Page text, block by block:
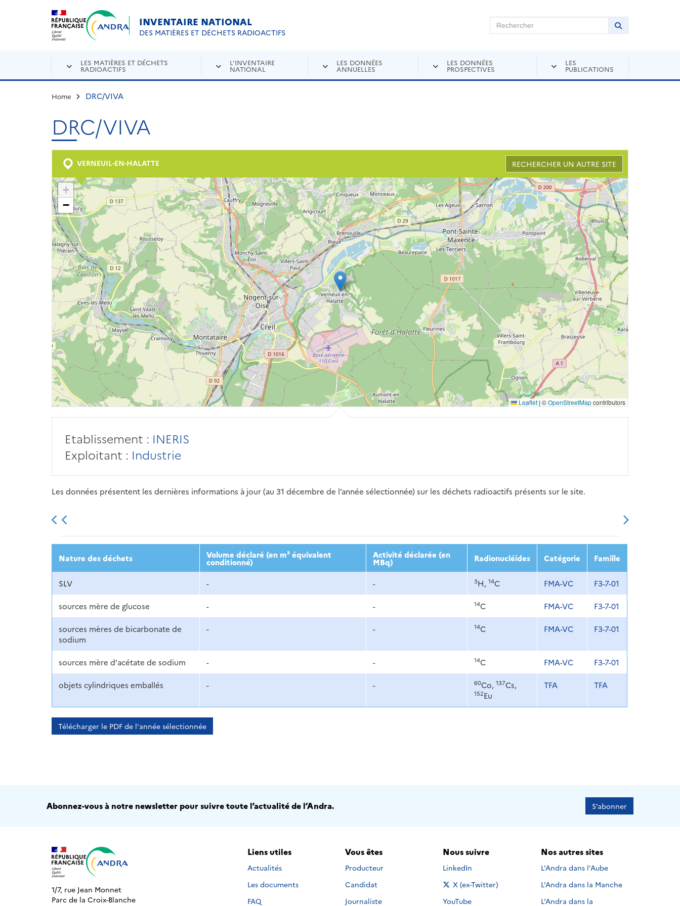
Aller au contenu principal
INVENTAIRE NATIONAL
DES MATIÈRES ET DÉCHETS RADIOACTIFS
Rechercher sur Andra Inventaire Rechercher
Lancer la
LES MATIÈRES ET DÉCHETS
RADIOACTIFS
L'INVENTAIRE
NATIONAL
LES DONNÉES
ANNUELLES
LES DONNÉES
PROSPECTIVES
LES
PUBLICATIONS
Home DRC/VIVA
DRC/VIVA
VERNEUIL-EN-HALATTE RECHERCHER UN AUTRE SITE
+
−
Leaflet | ©OpenStreetMapcontributors
Etablissement : INERIS
Exploitant : Industrie
Les données présentent les dernières informations à jour (au 31 décembre de l’année sélectionnée) sur les déchets radioactifs présents sur le site.
2013 2014 2015 2016 2017 2018 2019 2020 2021 2022 2023
Nature des déchets Volume déclaré (en m³ équivalent
conditionné)
Activité déclarée (en
MBq) Radionucléides Catégorie Famille
SLV - - 3H, 14C FMA-VC F3-7-01
sources mère de glucose - - 14C FMA-VC F3-7-01
sources mères de bicarbonate de
sodium
- - 14C FMA-VC F3-7-01
sources mère d'acétate de sodium - - 14C FMA-VC F3-7-01
objets cylindriques emballés - - 60Co, 137Cs,
152Eu
TFA TFA
Télécharger le PDF de l'année sélectionnée
Abonnez-vous à notre newsletter pour suivre toute l’actualité de l’Andra. S’abonner
1/7, rue Jean Monnet
Parc de la Croix-Blanche
Liens utiles
Actualités
Les documents
FAQ
Vous êtes
Producteur
Candidat
Journaliste
Nous suivre
Nous suivre sur
LinkedIn
Nous suivre sur
X (ex-Twitter)
Nous suivre sur
YouTube
Nos autres sites
L'Andra dans l'Aube
L'Andra dans la Manche
L'Andra dans la